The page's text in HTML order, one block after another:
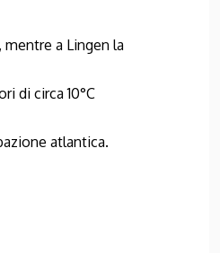
a Lingen la
di circa 10°C
atlantica.